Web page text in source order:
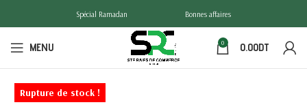
Spécial Ramadan Bonnes affaires
MENU 0 0.00DT
Rupture de stock !